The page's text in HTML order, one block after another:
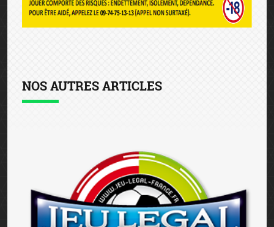
NOS AUTRES ARTICLES